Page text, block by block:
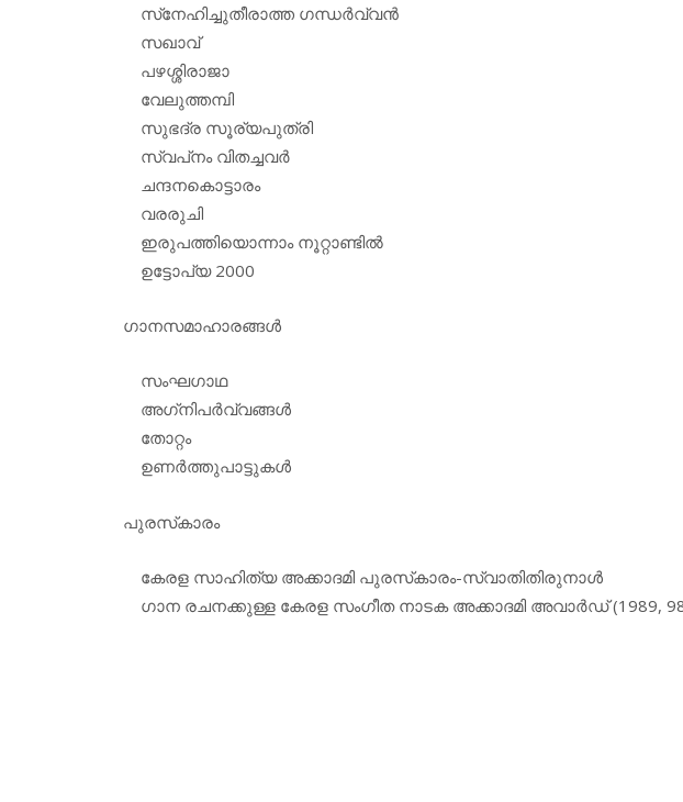
സ്‌നേഹിച്ചുതീരാത്ത ഗന്ധര്‍വ്വന്‍
സഖാവ്
പഴശ്ശിരാജാ
വേലുത്തമ്പി
സുഭദ്ര സൂര്യപുത്രി
സ്വപ്‌നം വിതച്ചവര്‍
ചന്ദനകൊട്ടാരം
വരരുചി
ഇരുപത്തിയൊന്നാം നൂറ്റാണ്ടില്‍
ഉട്ടോപ്യ 2000
ഗാനസമാഹാരങ്ങള്‍
സംഘഗാഥ
അഗ്‌നിപര്‍വ്വങ്ങള്‍
തോറ്റം
ഉണര്‍ത്തുപാട്ടുകള്‍
പുരസ്‌കാരം
കേരള സാഹിത്യ അക്കാദമി പുരസ്‌കാരം-സ്വാതിതിരുനാള്‍
ഗാന രചനക്കുള്ള കേരള സംഗീത നാടക അക്കാദമി അവാര്‍ഡ് (1989,